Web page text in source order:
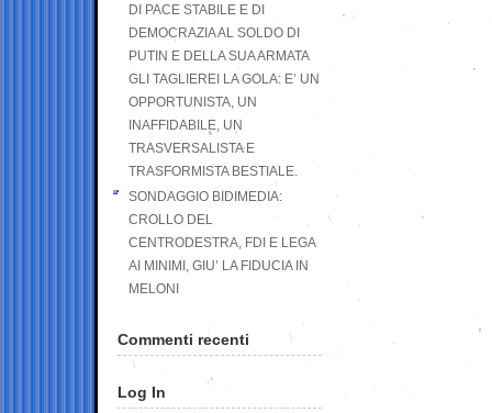
DI PACE STABILE E DI
DEMOCRAZIA AL SOLDO DI
PUTIN E DELLA SUA ARMATA
GLI TAGLIEREI LA GOLA: E’ UN
OPPORTUNISTA, UN
INAFFIDABILE, UN
TRASVERSALISTA E
TRASFORMISTA BESTIALE.
SONDAGGIO BIDIMEDIA:
CROLLO DEL
CENTRODESTRA, FDI E LEGA
AI MINIMI, GIU’ LA FIDUCIA IN
MELONI
Commenti recenti
Log In